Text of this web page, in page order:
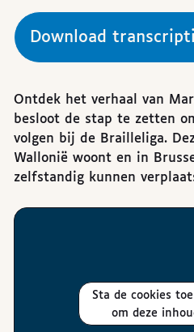
Download
Ontdek het verhaal van
besloot de stap te zetten
volgen bij de Brailleliga.
Wallonië woont en in
zelfstandig kunnen
Sta de cookies toe die nodig zijn
om deze